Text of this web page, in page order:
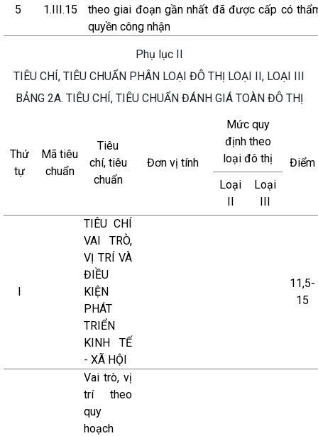
5 1.III.15
theo giai đoạn gần nhất đã được cấp có
quyền công nhận
Phụ lục II
TIÊU CHÍ, TIÊU CHUẨN PHÂN LOẠI ĐÔ THỊ LOẠI II, LOẠI III
BẢNG 2A. TIÊU CHÍ, TIÊU CHUẨN ĐÁNH GIÁ TOÀN ĐÔ THỊ
Thứ
tự
Mã tiêu
chuẩn
Tiêu
chí, tiêu
chuẩn
Đơn vị tính
Mức quy
định theo
loại đô thị
Điểm
Loại
II
Loại
III
I
TIÊU CHÍ
VAI TRÒ,
VỊ TRÍ VÀ
ĐIỀU
KIỆN
PHÁT
TRIỂN
KINH TẾ
- XÃ HỘI
11,5-
15
Vai trò, vị
trí theo
quy
hoạch